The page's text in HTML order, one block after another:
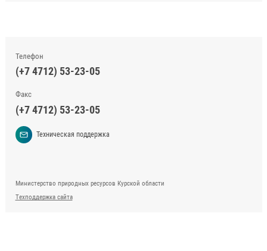
Телефон
(+7 4712) 53-23-05
Факс
(+7 4712) 53-23-05
Техническая поддержка
Министерство природных ресурсов Курской области
Техподдержка сайта